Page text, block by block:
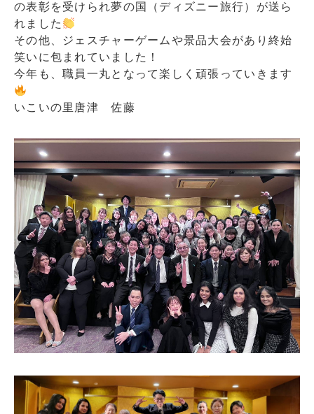
の表彰を受けられ夢の国（ディズニー旅行）が送ら
れました
その他、ジェスチャーゲームや景品大会があり終始
笑いに包まれていました！
今年も、職員一丸となって楽しく頑張っていきます
いこいの里唐津 佐藤